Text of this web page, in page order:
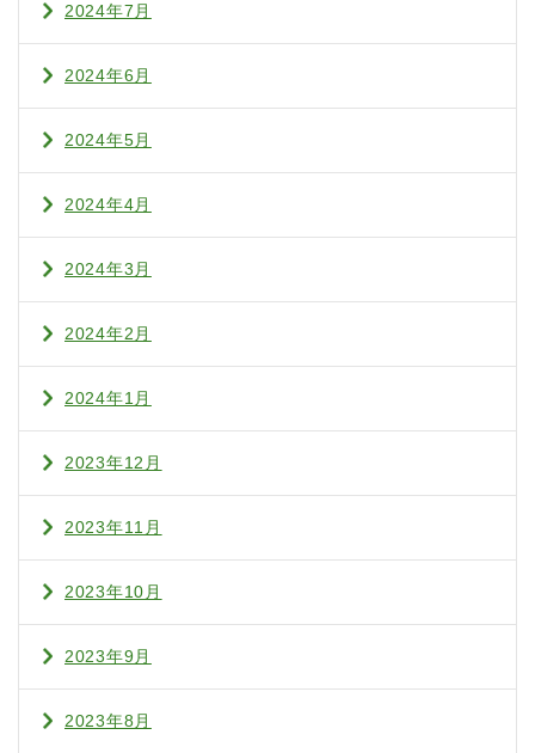
2024年7月
2024年6月
2024年5月
2024年4月
2024年3月
2024年2月
2024年1月
2023年12月
2023年11月
2023年10月
2023年9月
2023年8月